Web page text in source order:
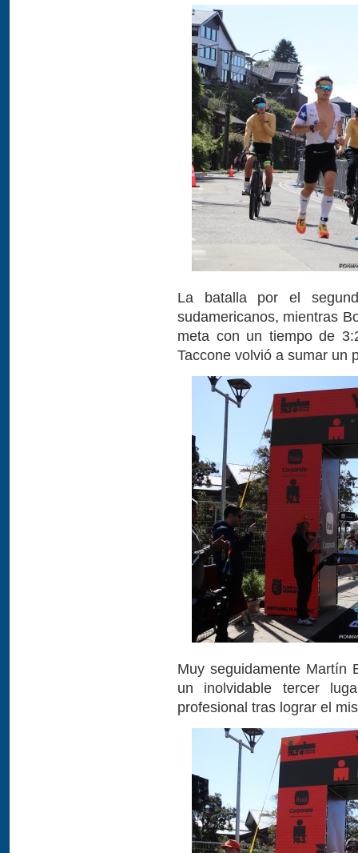
La batalla por el
sudamericanos, mientras
meta con un tiempo de
Taccone volvió a sumar un
Muy seguidamente Martín
un inolvidable tercer
profesional tras lograr el